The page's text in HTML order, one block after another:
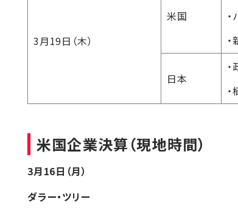
3月19日（木）
米国
日本
米国企業決算（現地時間）
3月16日（月）
ダラー・ツリー